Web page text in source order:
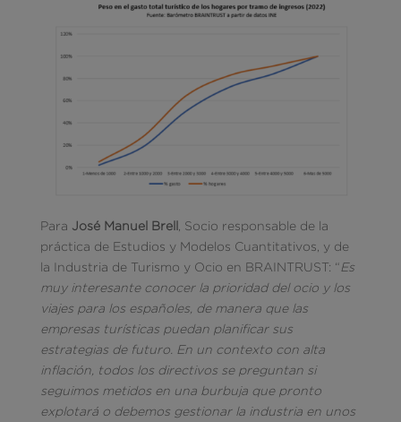
Para José Manuel Brell
, Socio responsable de la
práctica de Estudios y Modelos Cuantitativos, y de
la Industria de Turismo y Ocio en BRAINTRUST: “ Es
muy interesante conocer la prioridad del ocio y los
viajes para los españoles, de manera que las
empresas turísticas puedan planificar sus
estrategias de futuro. En un contexto con alta
inflación, todos los directivos se preguntan si
seguimos metidos en una burbuja que pronto
explotará o debemos gestionar la industria en unos